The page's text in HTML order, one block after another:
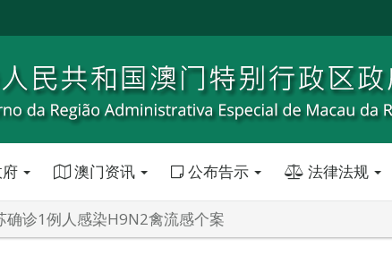
澳门资讯 公布告示 法律法规
确诊1例人感染H9N2禽流感个案